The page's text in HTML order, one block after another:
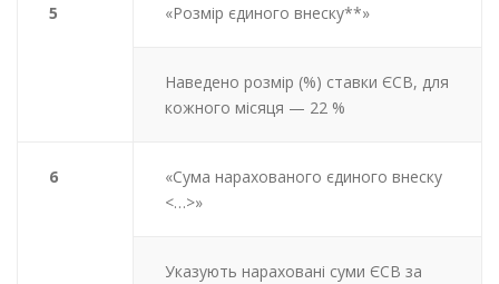
5 «Розмір єдиного внеску**»
Наведено розмір (%) ставки ЄСВ, для
кожного місяця — 22 %
6
«Сума нарахованого єдиного внеску
<…>»
Указують нараховані суми ЄСВ за